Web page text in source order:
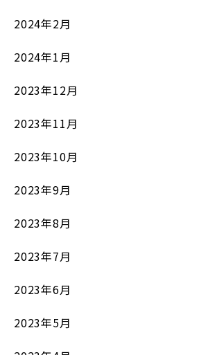
2024年2月
2024年1月
2023年12月
2023年11月
2023年10月
2023年9月
2023年8月
2023年7月
2023年6月
2023年5月